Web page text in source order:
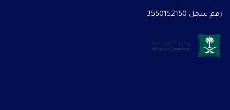
رقم سجل 3550152150